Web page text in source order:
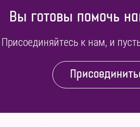
Вы готовы помочь
Присоединяйтесь к нам, и